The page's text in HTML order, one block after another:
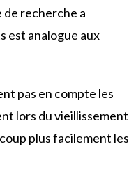
de recherche a
est analogue aux
pas en compte les
lors du vieillissement
plus facilement les